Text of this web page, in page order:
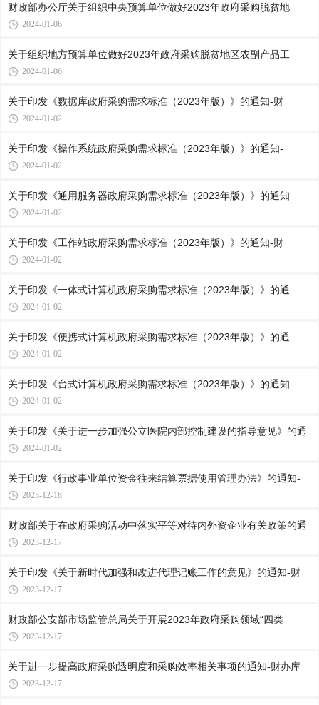
财政部办公厅关于组织中央预算单位做好2023年政府采购脱贫地
2024-01-06
关于组织地方预算单位做好2023年政府采购脱贫地区农副产品工
2024-01-06
关于印发《数据库政府采购需求标准（2023年版）》的通知-财
2024-01-02
关于印发《操作系统政府采购需求标准（2023年版）》的通知-
2024-01-02
关于印发《通用服务器政府采购需求标准（2023年版）》的通知
2024-01-02
关于印发《工作站政府采购需求标准（2023年版）》的通知-财
2024-01-02
关于印发《一体式计算机政府采购需求标准（2023年版）》的通
2024-01-02
关于印发《便携式计算机政府采购需求标准（2023年版）》的通
2024-01-02
关于印发《台式计算机政府采购需求标准（2023年版）》的通知
2024-01-02
关于印发《关于进一步加强公立医院内部控制建设的指导意见》的通
2024-01-02
关于印发《行政事业单位资金往来结算票据使用管理办法》的通知-
2023-12-18
财政部关于在政府采购活动中落实平等对待内外资企业有关政策的通
2023-12-17
关于印发《关于新时代加强和改进代理记账工作的意见》的通知-财
2023-12-17
财政部公安部市场监管总局关于开展2023年政府采购领域“四类
2023-12-17
关于进一步提高政府采购透明度和采购效率相关事项的通知-财办库
2023-12-17